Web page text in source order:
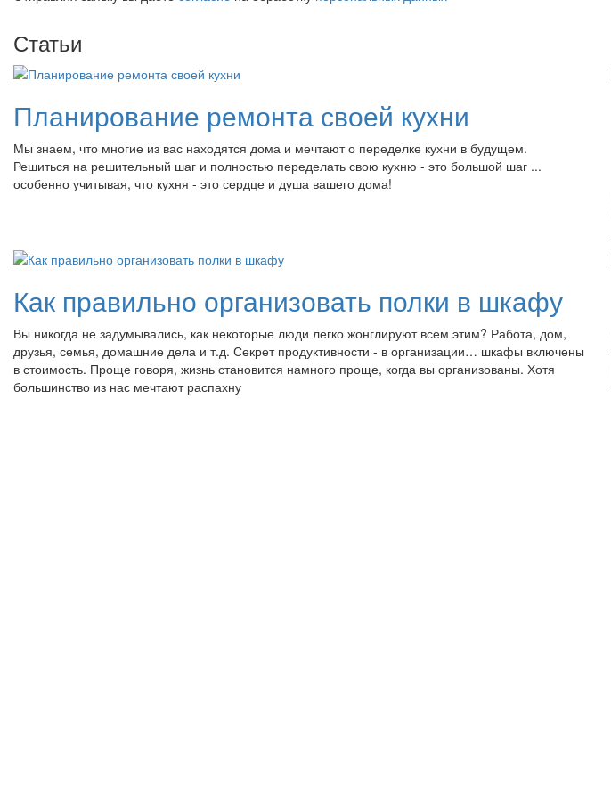
Статьи
Планирование ремонта своей кухни
Мы знаем, что многие из вас находятся дома и мечтают о переделке кухни в будущем.
Решиться на решительный шаг и полностью переделать свою кухню - это большой шаг ...
особенно учитывая, что кухня - это сердце и душа вашего дома!
Как правильно организовать полки в шкафу
Вы никогда не задумывались, как некоторые люди легко жонглируют всем этим? Работа, дом,
друзья, семья, домашние дела и т.д. Секрет продуктивности - в организации… шкафы включены
в стоимость. Проще говоря, жизнь становится намного проще, когда вы организованы. Хотя
большинство из нас мечтают распахну